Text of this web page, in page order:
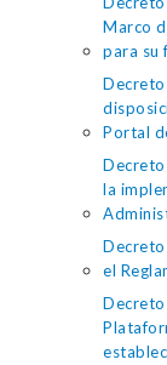
Marco
para su
Portal
la
Decreto
el
Decreto